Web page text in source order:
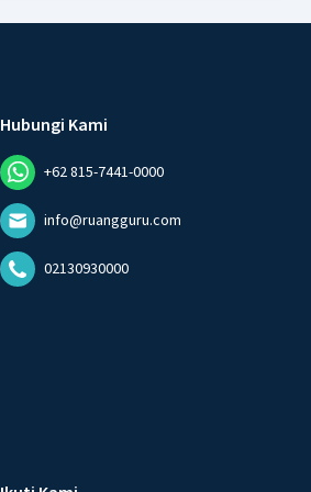
Hubungi Kami
+62 815-7441-0000
info@ruangguru.com
02130930000